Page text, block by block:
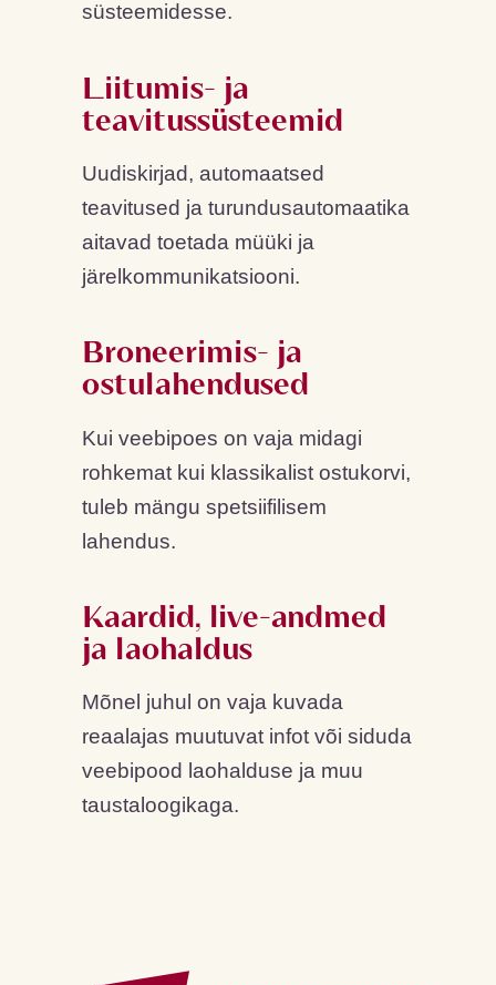
süsteemidesse.
Liitumis- ja
teavitussüsteemid
Uudiskirjad, automaatsed
teavitused ja turundusautomaatika
aitavad toetada müüki ja
järelkommunikatsiooni.
Broneerimis- ja
ostulahendused
Kui veebipoes on vaja midagi
rohkemat kui klassikalist ostukorvi,
tuleb mängu spetsiifilisem
lahendus.
Kaardid, live-andmed
ja laohaldus
Mõnel juhul on vaja kuvada
reaalajas muutuvat infot või siduda
veebipood laohalduse ja muu
taustaloogikaga.